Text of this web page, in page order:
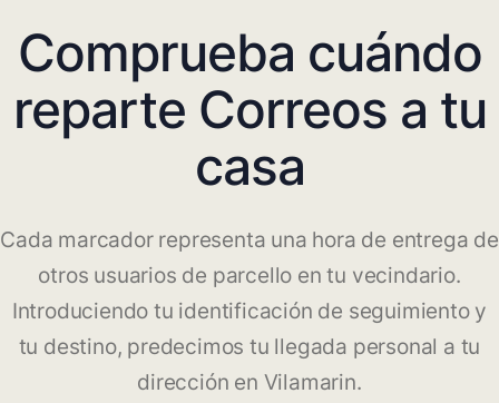
Comprueba cuándo
reparte Correos a tu
casa
Cada marcador representa una hora de entrega de
otros usuarios de parcello en tu vecindario.
Introduciendo tu identificación de seguimiento y
tu destino, predecimos tu llegada personal a tu
dirección en Vilamarin.